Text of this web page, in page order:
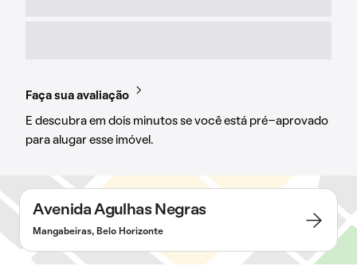
Faça sua avaliação
E descubra em dois minutos se você está pré-aprovado
para alugar esse imóvel.
Avenida Agulhas Negras
Mangabeiras, Belo Horizonte